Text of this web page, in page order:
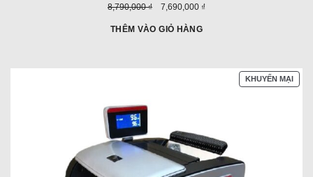
Giá
trước
8,790,000 ₫
Giá
7,690,000 ₫
THÊM VÀO GIỎ HÀNG
KHUYẾN MẠISẢN